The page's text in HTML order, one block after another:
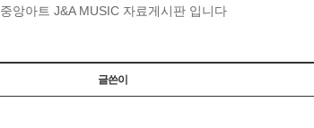
중앙아트 J&A MUSIC 자료게시판 입니다
글쓴이